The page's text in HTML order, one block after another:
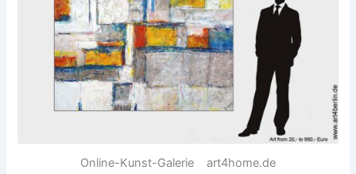
Online-Kunst-Galerie art4home.de